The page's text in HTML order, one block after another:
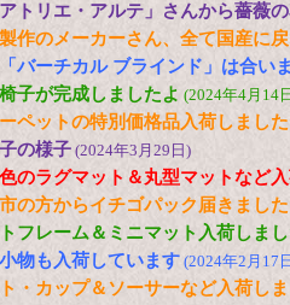
トリエ・アルテ」さんから薔薇
作のメーカーさん、全て国産に
バーチカル ブラインド」は合い
子が完成しましたよ (2024年4月14
ペットの特別価格品入荷しました
の様子 (2024年3月29日)
のラグマット＆丸型マットなど
の方からイチゴパック届きました
フレーム＆ミニマット入荷しま
物も入荷しています (2024年2月17
・カップ＆ソーサーなど入荷し